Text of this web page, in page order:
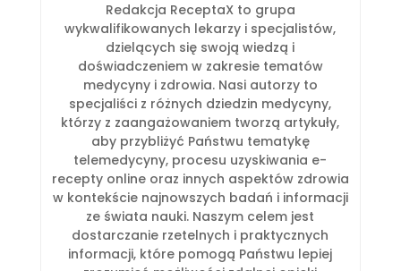
Redakcja ReceptaX to grupa
wykwalifikowanych lekarzy i specjalistów,
dzielących się swoją wiedzą i
doświadczeniem w zakresie tematów
medycyny i zdrowia. Nasi autorzy to
specjaliści z różnych dziedzin medycyny,
którzy z zaangażowaniem tworzą artykuły,
aby przybliżyć Państwu tematykę
telemedycyny, procesu uzyskiwania e-
recepty online oraz innych aspektów zdrowia
w kontekście najnowszych badań i informacji
ze świata nauki. Naszym celem jest
dostarczanie rzetelnych i praktycznych
informacji, które pomogą Państwu lepiej